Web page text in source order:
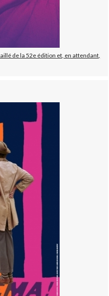
de la 52e édition et, en attendant,